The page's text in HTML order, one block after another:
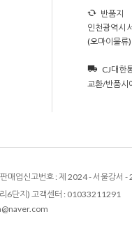
반품지
인천광역시
(오마이물류)
CJ대한
교환/반품시
매업신고번호 : 제 2024 - 서울강서 -
6단지) 고객센터 : 01033211291